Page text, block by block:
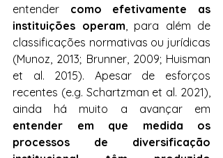
entender como efetivamente as
instituições operam, para além de
classificações normativas ou jurídicas
(Munoz, 2013; Brunner, 2009; Huisman
et al. 2015). Apesar de esforços
recentes (e.g. Schartzman et al. 2021),
entender em que medida os
processos de diversificação